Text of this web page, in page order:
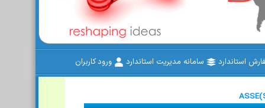
استاندارد سامانه مدیریت استاندارد ورود کاربران